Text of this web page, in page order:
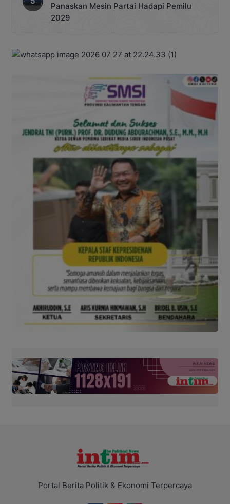
Panaskan Mesin Partai Hadapi Pemilu
2029
Portal Berita Politik & Ekonomi Terpercaya